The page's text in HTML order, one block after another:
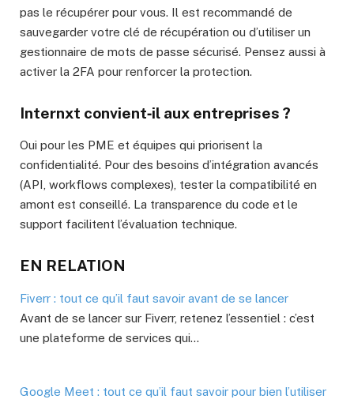
pas le récupérer pour vous. Il est recommandé de
sauvegarder votre clé de récupération ou d’utiliser un
gestionnaire de mots de passe sécurisé. Pensez aussi à
activer la 2FA pour renforcer la protection.
Internxt convient‑il aux entreprises ?
Oui pour les PME et équipes qui priorisent la
confidentialité. Pour des besoins d’intégration avancés
(API, workflows complexes), tester la compatibilité en
amont est conseillé. La transparence du code et le
support facilitent l’évaluation technique.
EN RELATION
Fiverr : tout ce qu’il faut savoir avant de se lancer
Avant de se lancer sur Fiverr, retenez l’essentiel : c’est
une plateforme de services qui…
Google Meet : tout ce qu’il faut savoir pour bien l’utiliser